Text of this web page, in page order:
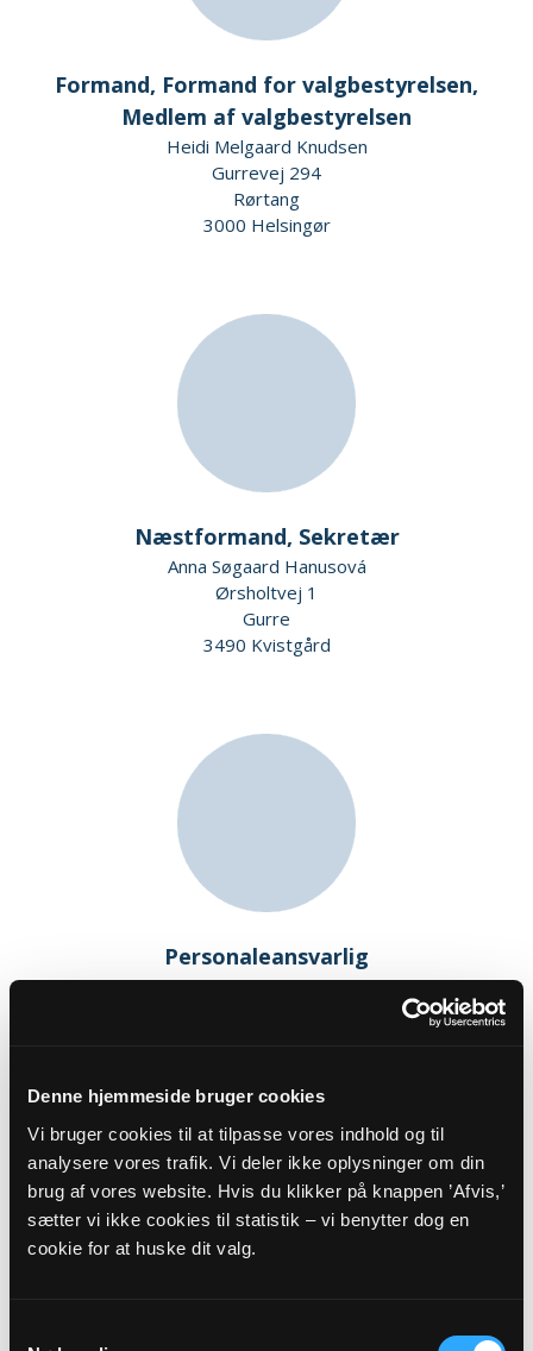
Denne hjemmeside bruger cookies
Vi bruger cookies til at tilpasse vores indhold og til
analysere vores trafik. Vi deler ikke oplysninger om din
brug af vores website. Hvis du klikker på knappen ’Afvis,’
sætter vi ikke cookies til statistik – vi benytter dog en
cookie for at huske dit valg.
Formand, Formand for valgbestyrelsen,
Medlem af valgbestyrelsen
Heidi Melgaard Knudsen
Gurrevej 294
Rørtang
3000 Helsingør
Næstformand, Sekretær
Anna Søgaard Hanusová
Ørsholtvej 1
Gurre
3490 Kvistgård
Personaleansvarlig
Charlotte Langkilde